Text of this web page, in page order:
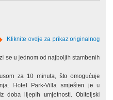
Kliknite ovdje za prikaz originalnog
se u jednom od najboljih stambenih
za 10 minuta, što omogućuje
Hotel Park-Villa smješten je u
doba lijepih umjetnosti. Obiteljski